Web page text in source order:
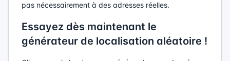
pas nécessairement à des adresses réelles.
Essayez dès maintenant le
générateur de localisation aléatoire !